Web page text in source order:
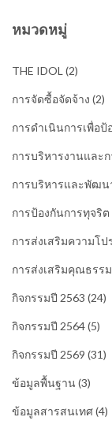
หมวดหมู่
THE IDOL (2)
การจัดซื้อจัดจ้าง (2)
การดำเนินการเพื่อ
การบริหารงานและ
การบริหารและพัฒน
การป้องกันการทุจริต
การส่งเสริมความโป
การส่งเสริมคุณธรร
กิจกรรมปี 2563 (24)
กิจกรรมปี 2564(5)
กิจกรรมปี 2569 (31)
ข้อมูลพื้นฐาน (3)
ข้อมูลสารสนเทศ(4)